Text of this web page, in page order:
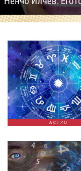
АСТРО